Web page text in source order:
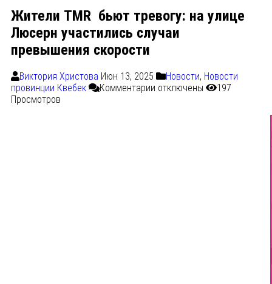
Жители TMR бьют тревогу: на улице
Люсерн участились случаи
превышения скорости
Виктория Христова Июн 13, 2025 Новости, Новости
провинции Квебек
Комментарии отключены
197
Просмотров